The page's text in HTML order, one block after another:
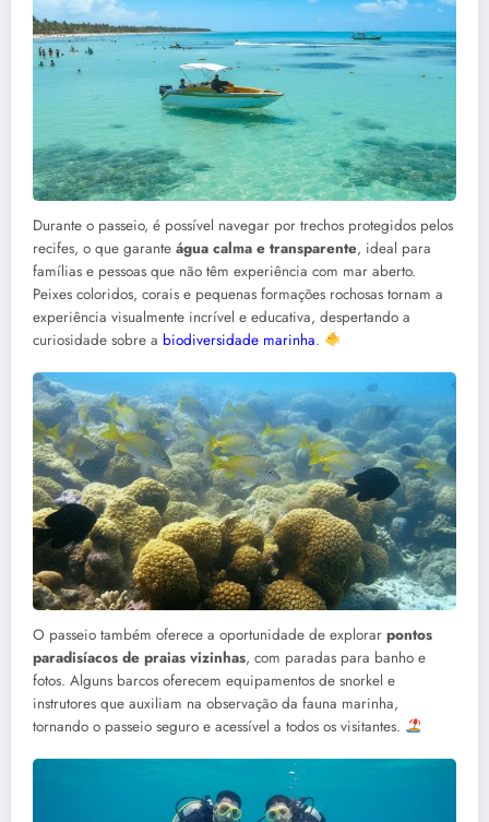
Durante o passeio, é possível navegar por trechos protegidos pelos
recifes, o que garante água calma e transparente, ideal para
famílias e pessoas que não têm experiência com mar aberto.
Peixes coloridos, corais e pequenas formações rochosas tornam a
experiência visualmente incrível e educativa, despertando a
curiosidade sobre a biodiversidade marinha.
O passeio também oferece a oportunidade de explorar pontos
paradisíacos de praias vizinhas, com paradas para banho e
fotos. Alguns barcos oferecem equipamentos de snorkel e
instrutores que auxiliam na observação da fauna marinha,
tornando o passeio seguro e acessível a todos os visitantes.